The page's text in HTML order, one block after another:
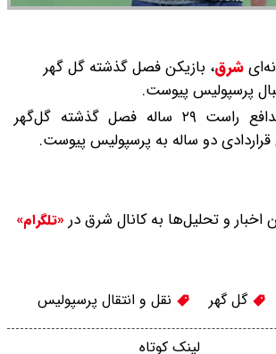
شرق، بازیکن فصل گذشته گل گهر
پرسپولیس پیوست.
مهدی تیکدری، مدافع راست ۲۹ ساله فصل گذشته گل‌گهر
دو ساله به پرسپولیس پیوست.
اخبار و تحلیل‌ها به کانال شرق در «تلگرام»
گل گهر نقل و انتقال پرسپولیس
لینک کوتاه